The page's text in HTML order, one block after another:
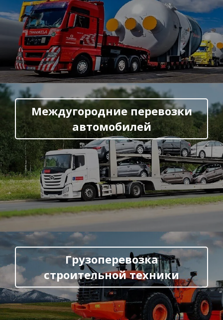
Междугородние перевозки
автомобилей
Грузоперевозка
строительной техники